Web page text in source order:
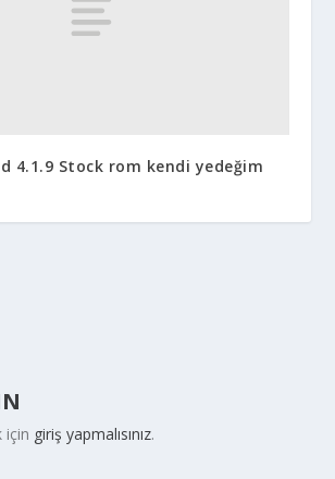
4.1.9 Stock rom kendi yedeğim
için giriş yapmalısınız.